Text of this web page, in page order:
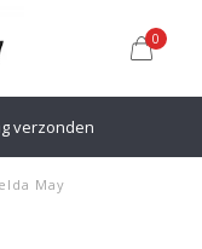
0
verzonden
May